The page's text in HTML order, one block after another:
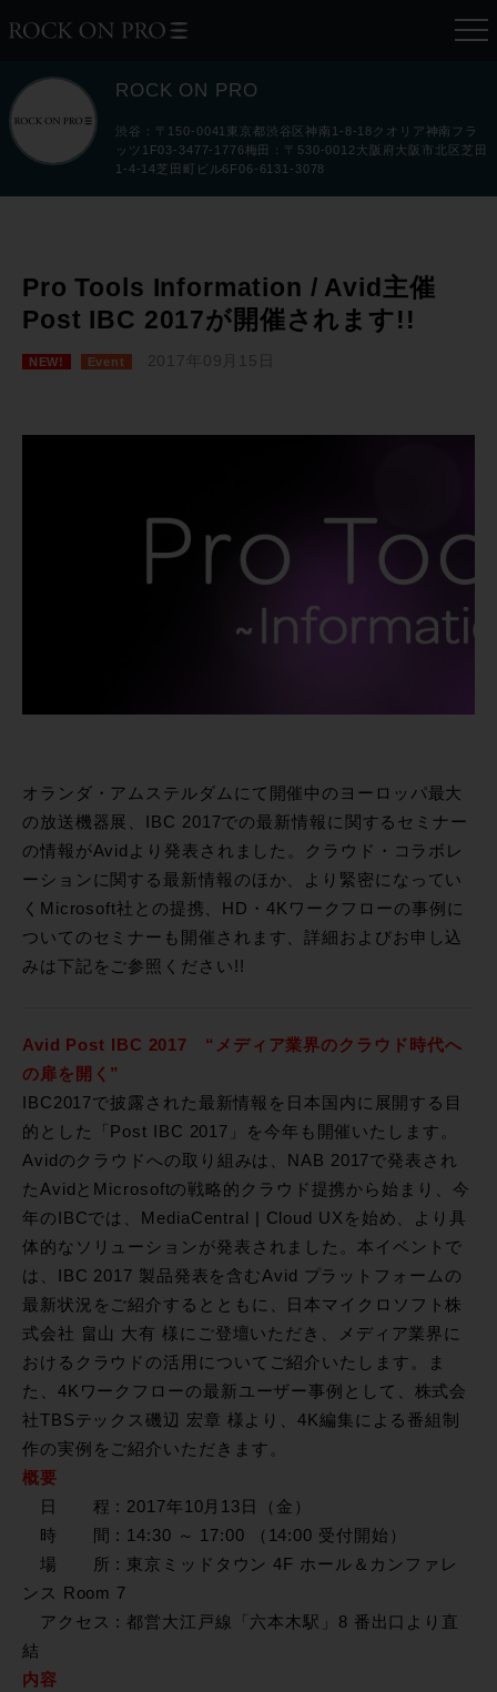
ROCK ON PRO
渋谷：〒150-0041東京都渋谷区神南1-8-18クオリア神南フラ
ッツ1F03-3477-1776梅田：〒530-0012大阪府大阪市北区芝田
1-4-14芝田町ビル6F06-6131-3078
Pro Tools Information / Avid主催
Post IBC 2017が開催されます!!
NEW! Event 2017年09月15日
オランダ・アムステルダムにて開催中のヨーロッパ最大
の放送機器展、IBC 2017での最新情報に関するセミナー
の情報がAvidより発表されました。クラウド・コラボレ
ーションに関する最新情報のほか、より緊密になってい
くMicrosoft社との提携、HD・4Kワークフローの事例に
ついてのセミナーも開催されます、詳細およびお申し込
みは下記をご参照ください!!
Avid Post IBC 2017 “メディア業界のクラウド時代へ
の扉を開く”
IBC2017で披露された最新情報を日本国内に展開する目
的とした「Post IBC 2017」を今年も開催いたします。
Avidのクラウドへの取り組みは、NAB 2017で発表され
たAvidとMicrosoftの戦略的クラウド提携から始まり、今
年のIBCでは、MediaCentral | Cloud UXを始め、より具
体的なソリューションが発表されました。本イベントで
は、IBC 2017 製品発表を含むAvid プラットフォームの
最新状況をご紹介するとともに、日本マイクロソフト株
式会社 畠山 大有 様にご登壇いただき、メディア業界に
おけるクラウドの活用についてご紹介いたします。ま
た、4Kワークフローの最新ユーザー事例として、株式会
社TBSテックス磯辺 宏章 様より、4K編集による番組制
作の実例をご紹介いただきます。
概要
日 程 : 2017年10月13日（金）
時 間 : 14:30 ～ 17:00 （14:00 受付開始）
場 所 : 東京ミッドタウン 4F ホール＆カンファレ
ンス Room 7
アクセス : 都営大江戸線「六本木駅」8 番出口より直
結
内容